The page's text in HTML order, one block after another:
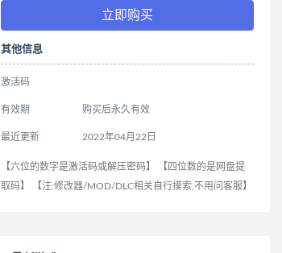
立即购买
其他信息
激活码
有效期 购买后永久有效
最近更新 2022年04月22日
【六位的数字是激活码或解压密码】 【四位数的是网盘提
取码】 【注:修改器/MOD/DLC相关自行摸索,不用问客服】